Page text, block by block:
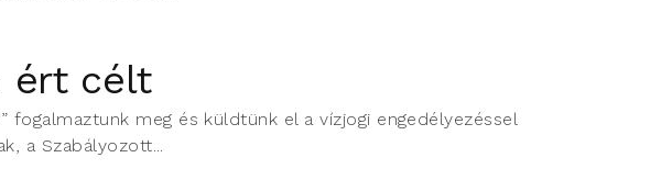
ért célt
meg és küldtünk el a vízjogi engedélyezéssel
a Szabályozott...